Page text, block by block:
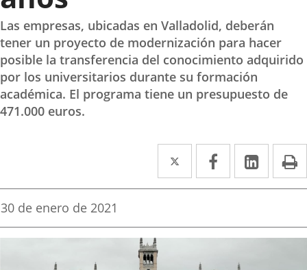
Las empresas, ubicadas en Valladolid, deberán
tener un proyecto de modernización para hacer
posible la transferencia del conocimiento adquirido
por los universitarios durante su formación
académica. El programa tiene un presupuesto de
471.000 euros.
Twitter
Enlace
a
aplicación
Facebook
Enlace
a
aplicación
Enlace
a
Fecha
la
30 de enero de 2021